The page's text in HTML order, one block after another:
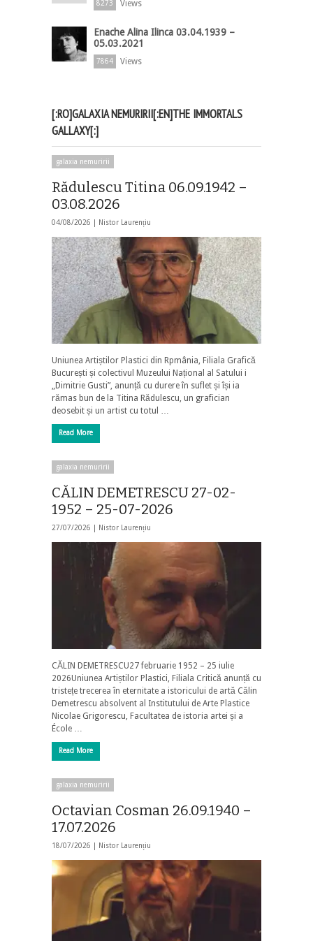
8273 Views
Enache Alina Ilinca 03.04.1939 –
05.03.2021
7864 Views
[:RO]GALAXIA NEMURIRII[:EN]THE IMMORTALS
GALLAXY[:]
galaxia nemuririi
Rădulescu Titina 06.09.1942 –
03.08.2026
04/08/2026 | Nistor Laurențiu
Uniunea Artiștilor Plastici din Rpmânia, Filiala Grafică
București și colectivul Muzeului Național al Satului i
„Dimitrie Gusti”, anunță cu durere în suflet și își ia
rămas bun de la Titina Rădulescu, un grafician
deosebit și un artist cu totul …
Read More
galaxia nemuririi
CĂLIN DEMETRESCU 27-02-
1952 – 25-07-2026
27/07/2026 | Nistor Laurențiu
CĂLIN DEMETRESCU27 februarie 1952 – 25 iulie
2026Uniunea Artiștilor Plastici, Filiala Critică anunță cu
tristețe trecerea în eternitate a istoricului de artă Călin
Demetrescu absolvent al Institutului de Arte Plastice
Nicolae Grigorescu, Facultatea de istoria artei și a
École …
Read More
galaxia nemuririi
Octavian Cosman 26.09.1940 –
17.07.2026
18/07/2026 | Nistor Laurențiu